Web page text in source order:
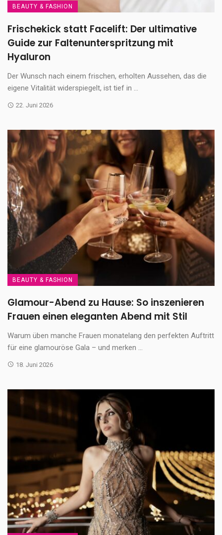
BEAUTY & FASHION
Frischekick statt Facelift: Der ultimative
Guide zur Faltenunterspritzung mit
Hyaluron
Der Wunsch nach einem frischen, erholten Aussehen, das die
eigene Vitalität widerspiegelt, ist tief in ...
22. Juni 2026
BEAUTY & FASHION
Glamour-Abend zu Hause: So inszenieren
Frauen einen eleganten Abend mit Stil
Warum üben manche Frauen monatelang den perfekten Auftritt
für eine glamouröse Gala – und merken ...
18. Juni 2026